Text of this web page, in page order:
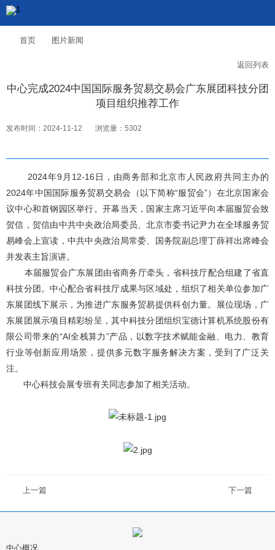
首页 图片新闻
返回列表
中心完成2024中国国际服务贸易交易会广东展团科技分团
项目组织推荐工作
发布时间：2024-11-12 浏览量：5302
2024年9月12-16日，由商务部和北京市人民政府共同主办的
2024年中国国际服务贸易交易会（以下简称“服贸会”）在北京国家会
议中心和首钢园区举行。开幕当天，国家主席习近平向本届服贸会致
贺信，贺信由中共中央政治局委员、北京市委书记尹力在全球服务贸
易峰会上宣读，中共中央政治局常委、国务院副总理丁薛祥出席峰会
并发表主旨演讲。
本届服贸会广东展团由省商务厅牵头，省科技厅配合组建了省直
科技分团。中心配合省科技厅成果与区域处，组织了相关单位参加广
东展团线下展示，为推进广东服务贸易提供科创力量。展位现场，广
东展团展示项目精彩纷呈，其中科技分团组织宝德计算机系统股份有
限公司带来的“AI全栈算力”产品，以数字技术赋能金融、电力、教育
行业等创新应用场景，提供多元数字服务解决方案，受到了广泛关
注。
中心科技会展专班有关同志参加了相关活动。
上一篇 下一篇
中心概况